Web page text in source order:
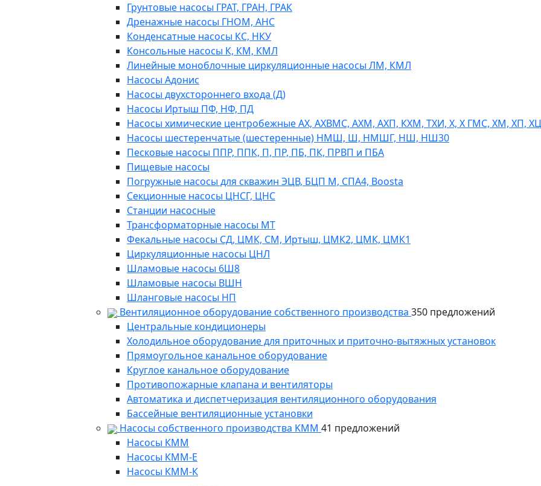
Грунтовые насосы ГРАТ, ГРАН, ГРАК
Дренажные насосы ГНОМ, АНС
Конденсатные насосы КС, НКУ
Консольные насосы К, КМ, КМЛ
Линейные моноблочные циркуляционные насосы ЛМ, КМЛ
Насосы Адонис
Насосы двухстороннего входа (Д)
Насосы Иртыш ПФ, НФ, ПД
Насосы химические центробежные АХ, АХВМС, АХМ, АХП, КХМ, ТХИ, Х, Х ГМС, ХМ, ХП,
Насосы шестеренчатые (шестеренные) НМШ, Ш, НМШГ, НШ, НШ30
Песковые насосы ППР, ППК, П, ПР, ПБ, ПК, ПРВП и ПБА
Пищевые насосы
Погружные насосы для скважин ЭЦВ, БЦП М, СПА4, Boosta
Секционные насосы ЦНСГ, ЦНС
Станции насосные
Трансформаторные насосы МТ
Фекальные насосы СД, ЦМК, СМ, Иртыш, ЦМК2, ЦМК, ЦМК1
Циркуляционные насосы ЦНЛ
Шламовые насосы 6Ш8
Шламовые насосы ВШН
Шланговые насосы НП
Вентиляционное оборудование собственного производства 350 предложений
Центральные кондиционеры
Холодильное оборудование для приточных и приточно-вытяжных установок
Прямоугольное канальное оборудование
Круглое канальное оборудование
Противопожарные клапана и вентиляторы
Автоматика и диспетчеризация вентиляционного оборудования
Бассейные вентиляционные установки
Насосы собственного производства KMM 41 предложений
Насосы КММ
Насосы КММ-Е
Насосы КММ-К